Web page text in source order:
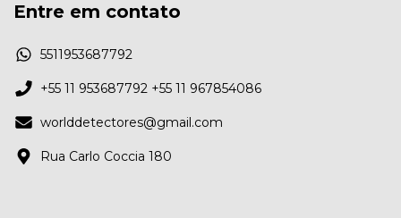
Entre em contato
5511953687792
+55 11 953687792 +55 11 967854086
worlddetectores@gmail.com
Rua Carlo Coccia 180